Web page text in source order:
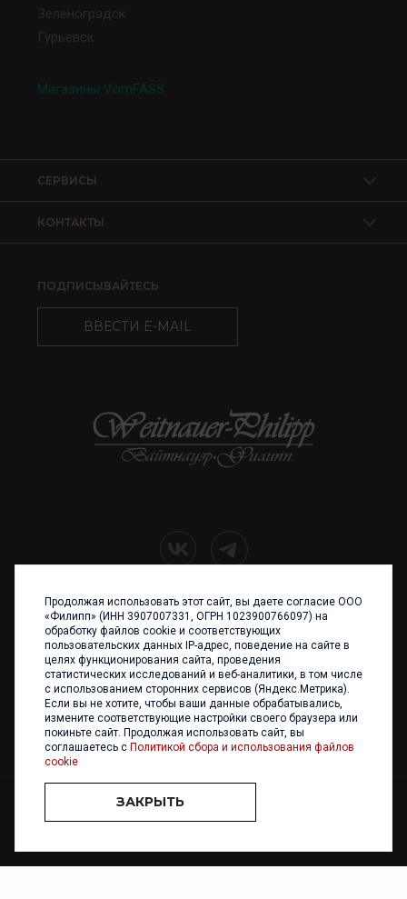
Зеленоградск
Гурьевск
Магазины VomFASS
КОНТАКТЫ
СЕРВИСЫ
ПОДПИСЫВАЙТЕСЬ
ВВЕСТИ E-MAIL
+7 (4012) 960 898
236017 Калининград,
ул. Каштановая аллея, 47
Телефон: +7 4012 960 898,
+7 4012 960 856
Написать нам
ООО «ФИЛИПП» © 2013 - 2026. Все права защищены
Разработка и
Продолжая использовать этот сайт, вы даете согласие ООО
«Филипп» (ИНН 3907007331, ОГРН 1023900766097) на
обработку файлов cookie и соответствующих
пользовательских данных IP-адрес, поведение на сайте в
целях функционирования сайта, проведения
статистических исследований и веб-аналитики, в том числе
с использованием сторонних сервисов (Яндекс.Метрика).
Если вы не хотите, чтобы ваши данные обрабатывались,
измените соответствующие настройки своего браузера или
покиньте сайт. Продолжая использовать сайт, вы
соглашаетесь с Политикой сбора и использования файлов
cookie
ЗАКРЫТЬ